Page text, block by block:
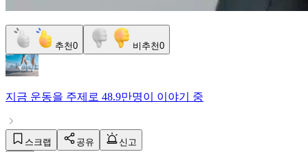
추천0 비추천0
지금 운동을 주제로 48.9만명이 이야기 중
스크랩 공유
신고